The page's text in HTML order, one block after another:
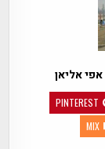
אליאן
PINTEREST
MIX